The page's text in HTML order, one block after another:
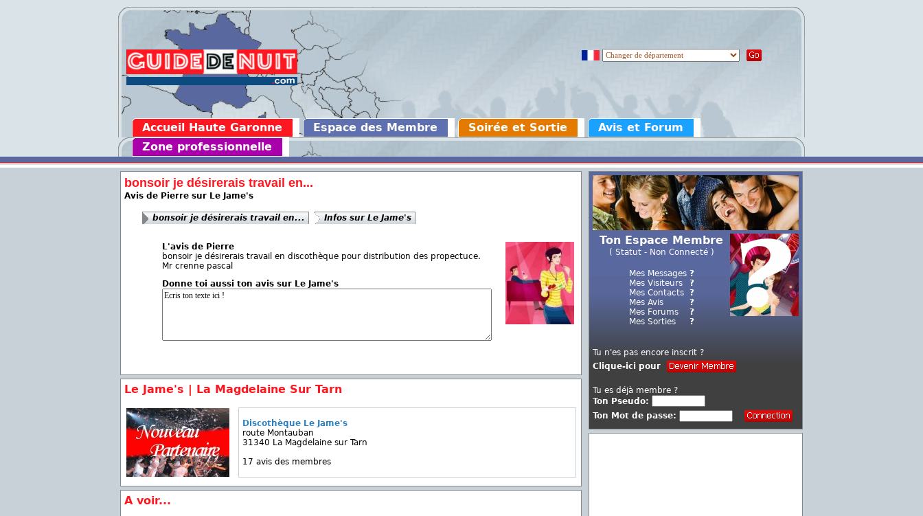
Accueil Haute Garonne Espace des Membre Soirée et Sortie
Avis et Forum
Zone professionnelle
bonsoir je désirerais travail en...
Avis de Pierre sur Le Jame's
bonsoir je désirerais travail en... Infos sur Le Jame's
L'avis de Pierre
bonsoir je désirerais travail en discothèque pour distribution des propectuce.
Mr crenne pascal
Donne toi aussi ton avis sur Le Jame's
Le Jame's | La Magdelaine Sur Tarn
Discothèque Le Jame's
route Montauban
31340 La Magdelaine sur Tarn
17 avis des membres
A voir...
Ton Espace Membre
( Statut - Non Connecté )
Mes Messages
Mes Visiteurs
Mes Contacts
Mes Avis
Mes Forums
Mes Sorties
?
?
?
?
?
?
Tu n'es pas encore inscrit ?
Clique-ici pour
Tu es déjà membre ?
Ton Pseudo:
Ton Mot de passe: